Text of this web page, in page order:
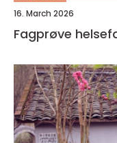
16. March 2026